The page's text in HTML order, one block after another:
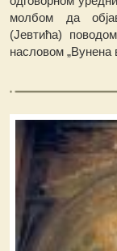
молбом да
(Јевтића)
насловом „Вунена